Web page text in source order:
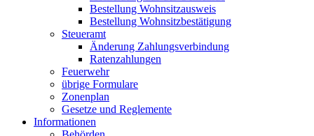
Bestellung Wohnsitzausweis
Bestellung Wohnsitzbestätigung
Steueramt
Änderung Zahlungsverbindung
Ratenzahlungen
Feuerwehr
übrige Formulare
Zonenplan
Gesetze und Reglemente
Informationen